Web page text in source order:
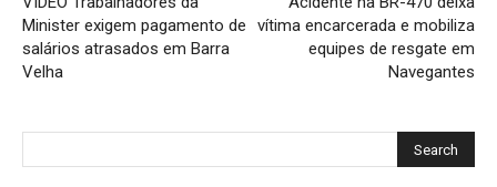
Minister exigem pagamento de
salários atrasados em Barra
Velha
vítima encarcerada e mobiliza
equipes de resgate em
Navegantes